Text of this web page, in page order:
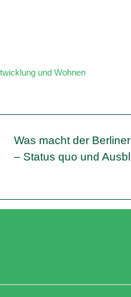
und Wohnen
Was macht der
– Status quo und